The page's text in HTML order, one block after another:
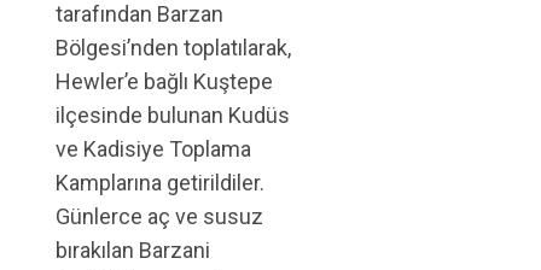
tarafından Barzan
Bölgesi’nden toplatılarak,
Hewler’e bağlı Kuştepe
ilçesinde bulunan Kudüs
ve Kadisiye Toplama
Kamplarına getirildiler.
Günlerce aç ve susuz
bırakılan Barzani